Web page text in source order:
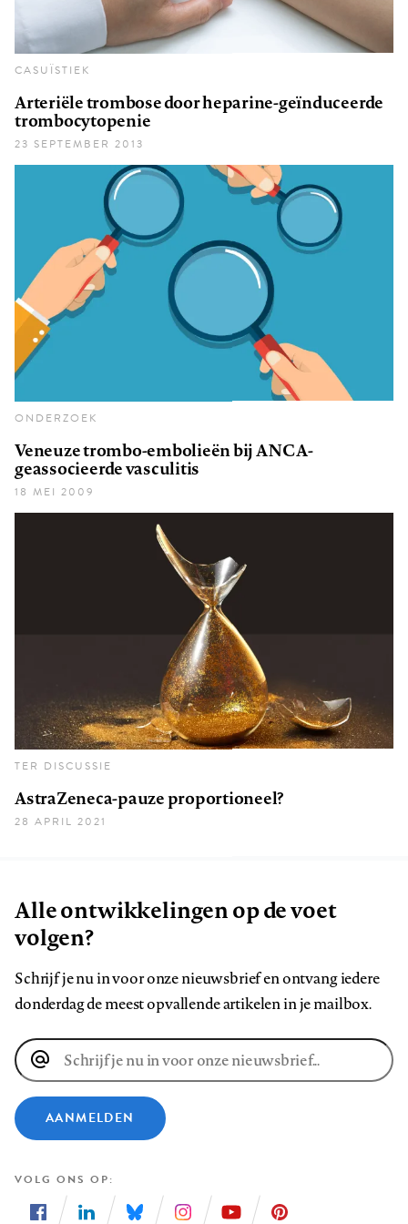
CASUÏSTIEK
Arteriële trombose door heparine-geïnduceerde
trombocytopenie
23 SEPTEMBER 2013
ONDERZOEK
Veneuze trombo-embolieën bij ANCA-
geassocieerde vasculitis
18 MEI 2009
TER DISCUSSIE
AstraZeneca-pauze proportioneel?
28 APRIL 2021
Alle ontwikkelingen op de voet
volgen?
Schrijf je nu in voor onze nieuwsbrief en ontvang iedere
donderdag de meest opvallende artikelen in je mailbox.
E-
mailadres
AANMELDEN
VOLG ONS OP